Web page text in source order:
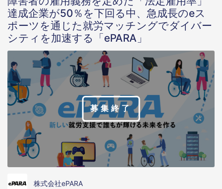
達成企業が50％を下回る中、急成長のeス
ポーツを通じた就労マッチングでダイバー
シティを加速する「ePARA」
募集終了
株式会社ePARA